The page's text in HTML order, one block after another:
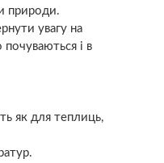
природи.
увагу на
почуваються і в
як для теплиць,